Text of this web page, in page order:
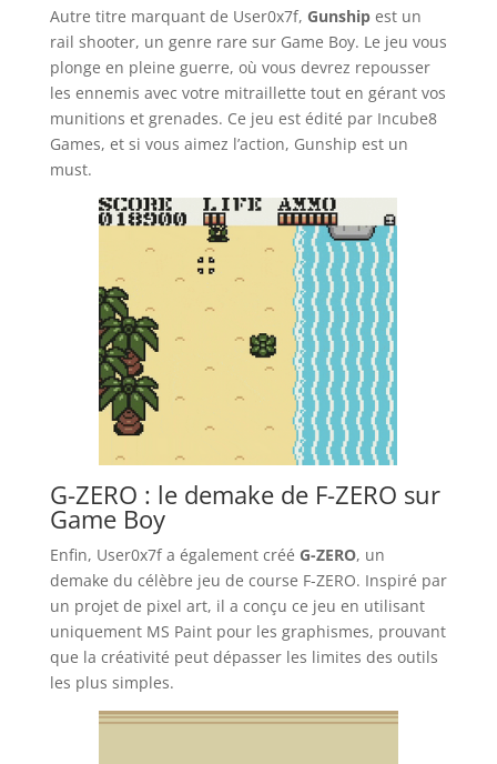
Autre titre marquant de User0x7f, Gunshipest un
rail shooter, un genre rare sur Game Boy. Le jeu vous
plonge en pleine guerre, où vous devrez repousser
les ennemis avec votre mitraillette tout en gérant vos
munitions et grenades. Ce jeu est édité par Incube8
Games, et si vous aimez l’action, Gunship est un
must.
G-ZERO : le demake de F-ZERO sur
Game Boy
Enfin, User0x7f a également créé G-ZERO, un
demake du célèbre jeu de course F-ZERO. Inspiré par
un projet de pixel art, il a conçu ce jeu en utilisant
uniquement MS Paint pour les graphismes, prouvant
que la créativité peut dépasser les limites des outils
les plus simples.